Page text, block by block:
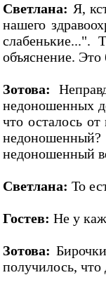
Светлана: Я,
нашего
слабенькие...".
объяснение.
Зотова:
недоношенных
что осталось
недоношенный?
недоношенный
Светлана: То
Гостев: Не у
Зотова:
получилось, что